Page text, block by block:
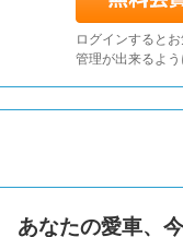
ログインすると
管理が出来るよ
あなたの愛車、